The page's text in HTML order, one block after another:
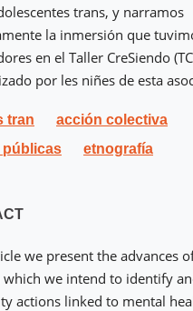
trans, y narramos
la inmersión que
en el Taller CreSiendo
por les niñes de esta
tran
acción colectiva
etnografía
we present the advances
we intend to identify
actions linked to mental